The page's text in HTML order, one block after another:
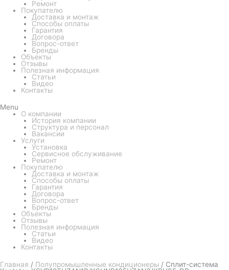
Ремонт
Покупателю
Доставка и монтаж
Способы оплаты
Гарантия
Договора
Вопрос-ответ
Бренды
Объекты
Отзывы
Полезная информация
Статьи
Видео
Контакты
Menu
О компании
История компании
Структура и персонал
Вакансии
Услуги
Установка
Сервисное обслуживание
Ремонт
Покупателю
Доставка и монтаж
Способы оплаты
Гарантия
Договора
Вопрос-ответ
Бренды
Объекты
Отзывы
Полезная информация
Статьи
Видео
Контакты
Главная / Полупромышленные кондиционеры / Сплит-система